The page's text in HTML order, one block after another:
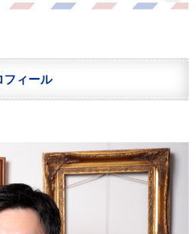
フィール